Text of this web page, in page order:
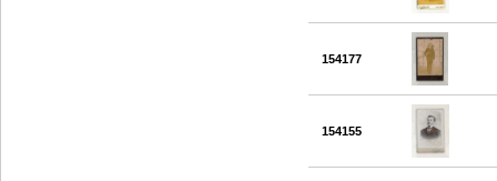
154177
154155